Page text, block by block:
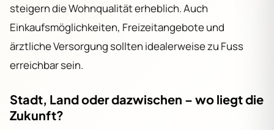
steigern die Wohnqualität erheblich. Auch
Einkaufsmöglichkeiten, Freizeitangebote und
ärztliche Versorgung sollten idealerweise zu Fuss
erreichbar sein.
Stadt, Land oder dazwischen – wo liegt die
Zukunft?